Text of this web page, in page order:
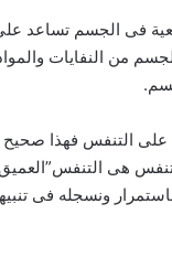
فى الجسم تساعد
من النفايات
هى
ونسجله فى